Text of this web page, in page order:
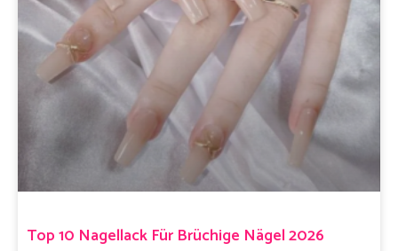
Top 10 Nagellack Für Brüchige Nägel 2026